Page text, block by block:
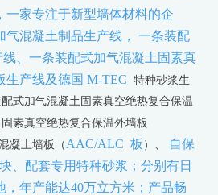
一家专注于新型墙体材料的企
混凝土制品生产线，
一条装配
、一条装配式加气混凝土固素真
生产线及德国 M-TEC 特种砂浆生
式加气混凝土固素真空绝热复合保温
固素真空绝热复合保温外墙板
凝土墙板（AAC/ALC 板 ）、
自保
、配套专用特种砂浆；分别有日
，年产能达40万立方米；产品畅